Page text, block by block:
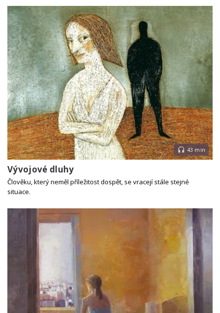
43 min
Vývojové dluhy
Člověku, který neměl příležitost dospět, se vracejí stále stejné
situace.